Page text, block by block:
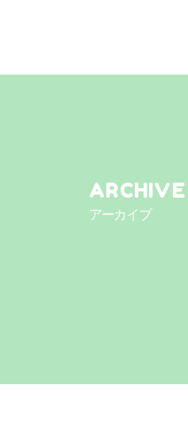
ARCHIVE
アーカイブ